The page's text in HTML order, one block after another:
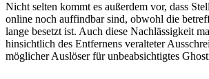
Nicht selten kommt es außerdem vor, dass
online noch auffindbar sind, obwohl die
lange besetzt ist. Auch diese Nachlässigkeit
hinsichtlich des Entfernens veralteter
möglicher Auslöser für unbeabsichtigtes